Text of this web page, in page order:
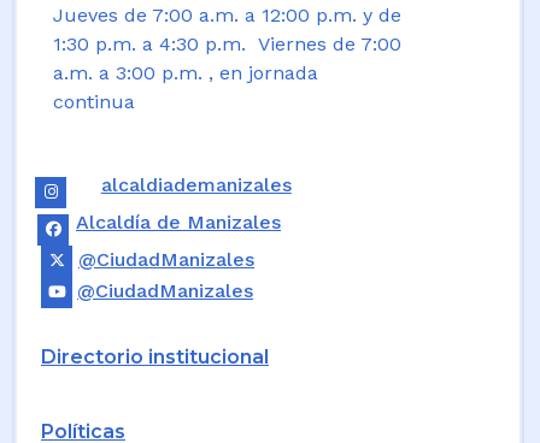
Jueves de 7:00 a.m. a 12:00 p.m. y de
1:30 p.m. a 4:30 p.m. Viernes de 7:00
a.m. a 3:00 p.m. , en jornada
continua
alcaldiademanizales
Alcaldía de Manizales
@CiudadManizales
@CiudadManizales
Directorio institucional
Políticas